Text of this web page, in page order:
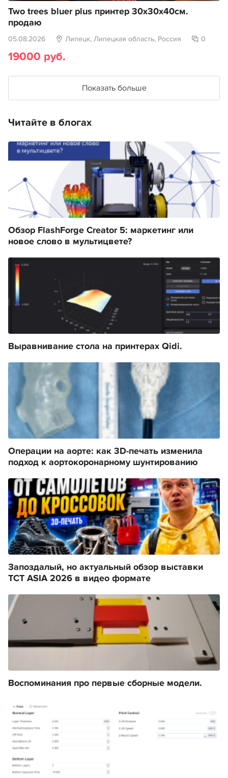
Two trees bluer plus принтер 30х30х40см.
продаю
05.08.2026 Липецк, Липецкая область, Россия 0
19000 руб.
Показать больше
Читайте в блогах
Обзор FlashForge Creator 5: маркетинг или
новое слово в мультицвете?
Выравнивание стола на принтерах Qidi.
Операции на аорте: как 3D-печать изменила
подход к аортокоронарному шунтированию
Запоздалый, но актуальный обзор выставки
TCT ASIA 2026 в видео формате
Воспоминания про первые сборные модели.